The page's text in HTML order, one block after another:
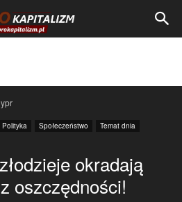
Polityka Społeczeństwo
Temat dnia
okradają
oszczędności!